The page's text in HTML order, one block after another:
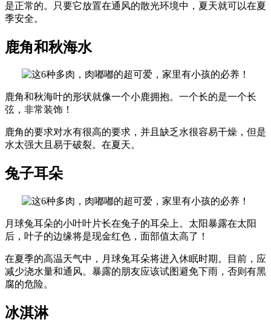
是正常的。只要它放置在通风的散光环境中，夏天就可以在夏
季安全。
鹿角和秋海水
鹿角和秋海叶的形状就像一个小鹿拥抱。一个长的是一个长
弦，非常装饰！
鹿角的要求对水有很高的要求，并且缺乏水很容易干燥，但是
水太强大且易于破裂。在夏天。
兔子耳朵
月球兔耳朵的小叶叶片长在兔子的耳朵上。太阳暴露在太阳
后，叶子的边缘将是现金红色，面部值太高了！
在夏季的高温天气中，月球兔耳朵将进入休眠时期。目前，应
减少浇水量和通风。暴露的朋友应该试图避免下雨，否则有黑
腐的危险。
冰淇淋